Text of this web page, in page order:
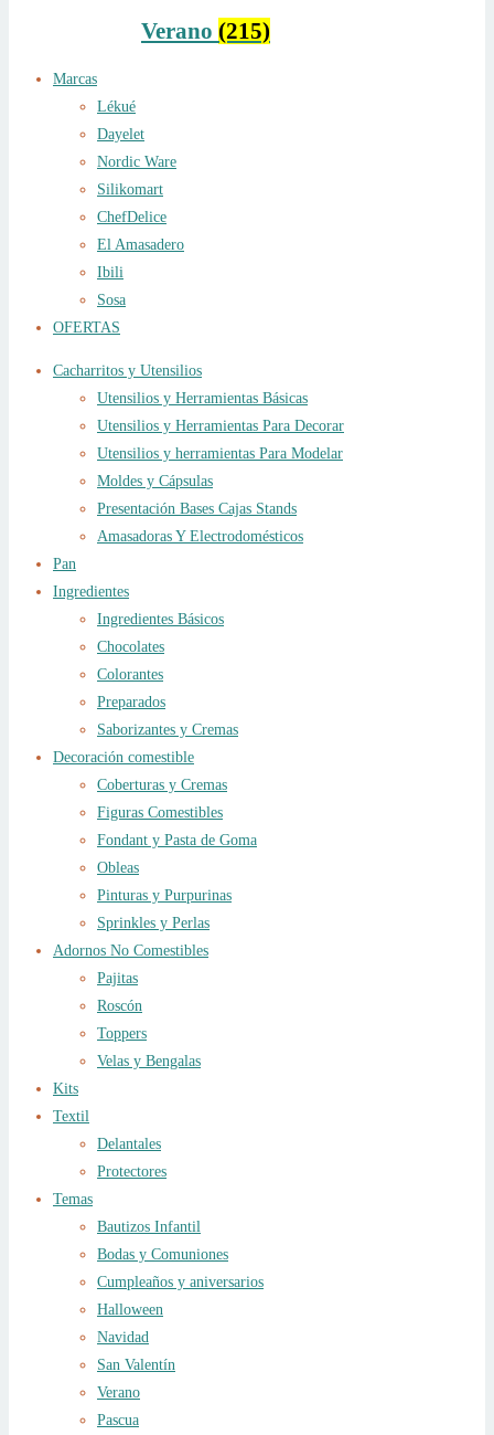
Verano (215)
Marcas
Lékué
Dayelet
Nordic Ware
Silikomart
ChefDelice
El Amasadero
Ibili
Sosa
OFERTAS
Cacharritos y Utensilios
Utensilios y Herramientas Básicas
Utensilios y Herramientas Para Decorar
Utensilios y herramientas Para Modelar
Moldes y Cápsulas
Presentación Bases Cajas Stands
Amasadoras Y Electrodomésticos
Pan
Ingredientes
Ingredientes Básicos
Chocolates
Colorantes
Preparados
Saborizantes y Cremas
Decoración comestible
Coberturas y Cremas
Figuras Comestibles
Fondant y Pasta de Goma
Obleas
Pinturas y Purpurinas
Sprinkles y Perlas
Adornos No Comestibles
Pajitas
Roscón
Toppers
Velas y Bengalas
Kits
Textil
Delantales
Protectores
Temas
Bautizos Infantil
Bodas y Comuniones
Cumpleaños y aniversarios
Halloween
Navidad
San Valentín
Verano
Pascua